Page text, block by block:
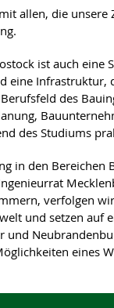
allen, die
ist auch eine
eine Infrastruktur,
des
des Studiums
in den Bereichen
verfolgen
und setzen auf
eines